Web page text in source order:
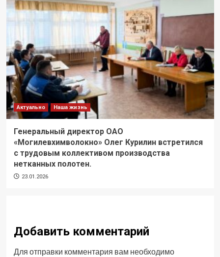
Актуально Наша жизнь
Генеральный директор ОАО
«Могилевхимволокно» Олег Курилин встретился
с трудовым коллективом производства
нетканных полотен.
23.01.2026
Добавить комментарий
Для отправки комментария вам необходимо